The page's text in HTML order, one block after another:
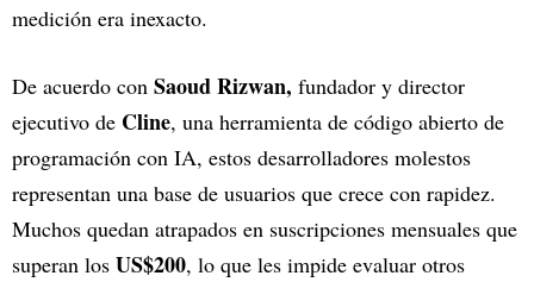
medición era inexacto.
De acuerdo con Saoud Rizwan, fundador y director
ejecutivo de Cline, una herramienta de código abierto de
programación con IA, estos desarrolladores molestos
representan una base de usuarios que crece con rapidez.
Muchos quedan atrapados en suscripciones mensuales que
superan los US$200, lo que les impide evaluar otros